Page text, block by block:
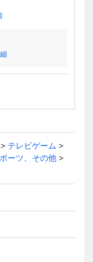
テレビゲーム
ーツ、その他